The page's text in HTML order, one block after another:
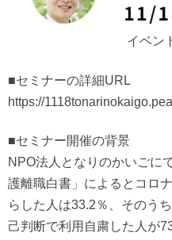
イベン
■セミナーの詳細URL
https://
■セミナー開催の背景
NPO法人となりのかいごに
護離職白書」によるとコロ
らした人は33.2％、そのう
己判断で利用自粛した人が